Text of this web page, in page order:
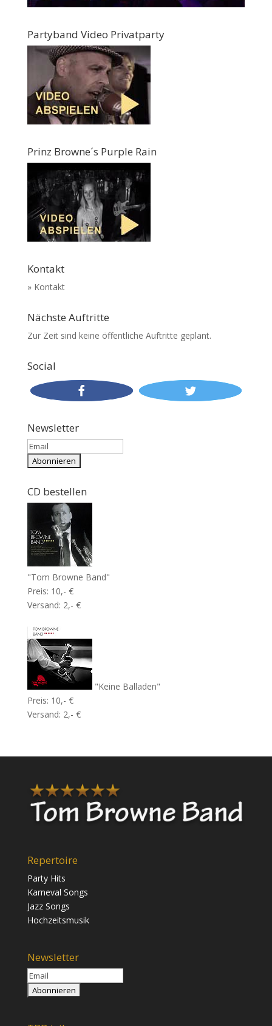
Partyband Video Privatparty
Prinz Browne´s Purple Rain
Kontakt
» Kontakt
Nächste Auftritte
Zur Zeit sind keine öffentliche Auftritte geplant.
Social
Newsletter
CD bestellen
"Tom Browne Band"
Preis: 10,- €
Versand: 2,- €
"Keine Balladen"
Preis: 10,- €
Versand: 2,- €
Repertoire
Party Hits
Karneval Songs
Jazz Songs
Hochzeitsmusik
Newsletter